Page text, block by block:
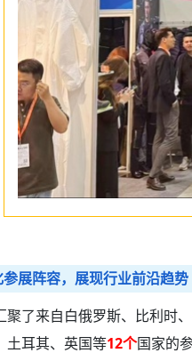
参展阵容，展现行业前沿趋势
聚了来自白俄罗斯、比利时
土耳其、英国等12个国家的